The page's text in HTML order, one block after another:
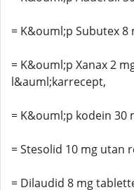
= K&ouml;p Subutex
= K&ouml;p Xanax 2
l&auml;karrecept,
= K&ouml;p kodein 30
= Stesolid 10 mg utan
= Dilaudid 8 mg